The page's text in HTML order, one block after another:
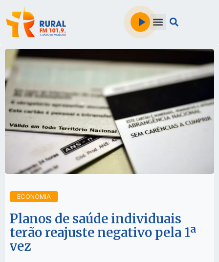
ECONOMIA
Planos de saúde individuais
terão reajuste negativo pela 1ª
vez